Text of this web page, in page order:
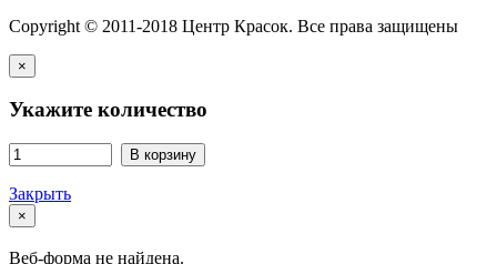
Copyright © 2011-2018 Центр Красок. Все права защищены
×
Укажите количество
В корзину
Закрыть
×
Веб-форма не найдена.